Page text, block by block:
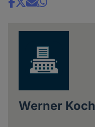
Share
Werner Koch